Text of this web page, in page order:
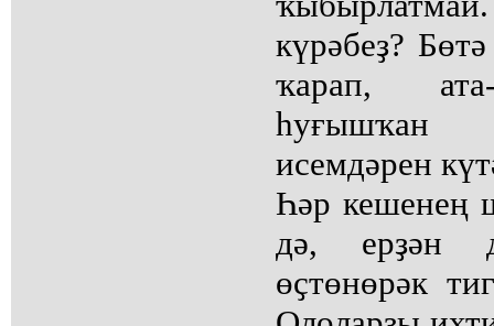
күрәбеҙ?
ҡарап,
һуғышҡан
исемдәрен
Һәр кешенең
дә, ерҙән
өҫтөнөрәк